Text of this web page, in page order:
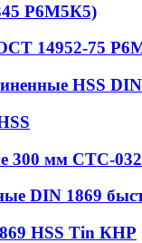
Р6М5К5)
14952-75
HSS
300 мм СТС-032
DIN 1869
HSS Tin КНР